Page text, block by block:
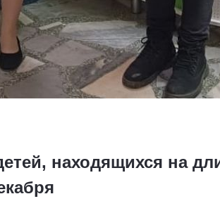
находящихся на